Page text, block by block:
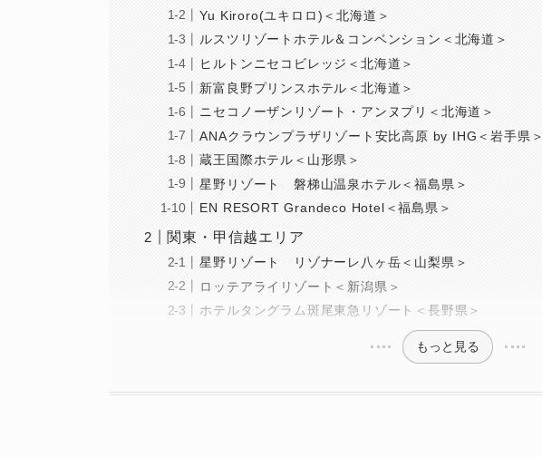
Yu Kiroro(ユキロロ)＜北海道＞
ルスツリゾートホテル＆コンベンション＜北海道＞
ヒルトンニセコビレッジ＜北海道＞
新富良野プリンスホテル＜北海道＞
ニセコノーザンリゾート・アンヌプリ＜北海道＞
ANAクラウンプラザリゾート安比高原 by IHG＜岩手県＞
蔵王国際ホテル＜山形県＞
星野リゾート 磐梯山温泉ホテル＜福島県＞
EN RESORT Grandeco Hotel＜福島県＞
関東・甲信越エリア
星野リゾート リゾナーレ八ヶ岳＜山梨県＞
ロッテアライリゾート＜新潟県＞
ホテルタングラム斑尾東急リゾート＜長野県＞
もっと見る